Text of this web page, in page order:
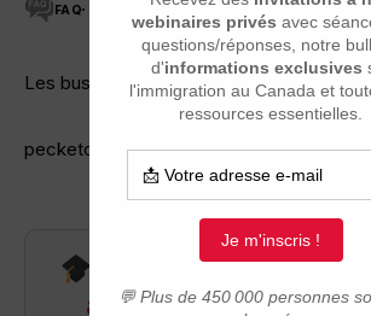
FAQ 1 MINUTES DE LECTURE 3.8K VUES
Les bus scolaires
pecketottawa Ecrit
Recevez infos
accès aux